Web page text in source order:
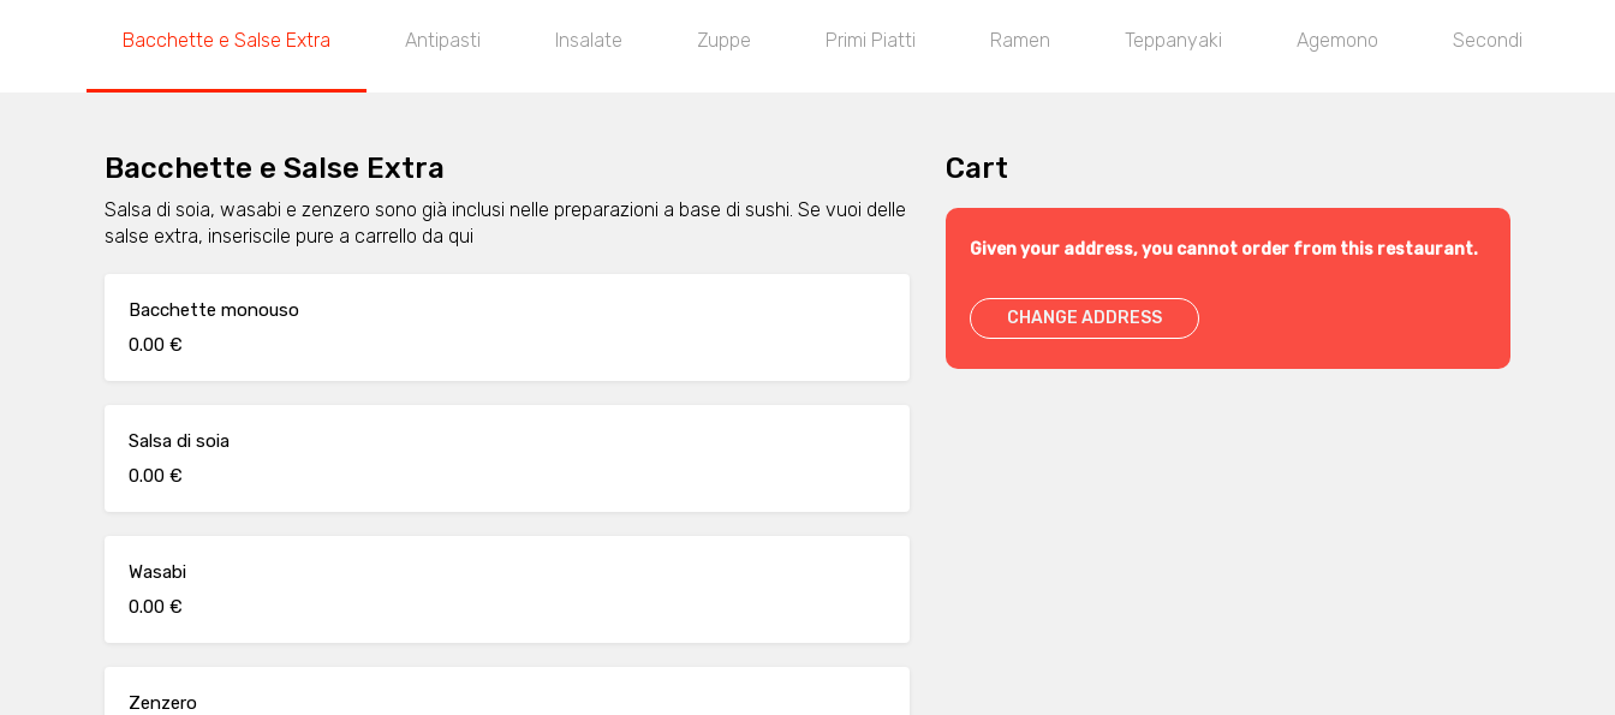
Bacchette e Salse Extra Antipasti Insalate Zuppe Primi Piatti Ramen Teppanyaki Agemono Secondi Piatti
Bacchette e Salse Extra
Salsa di soia, wasabi e zenzero sono già inclusi nelle preparazioni a base di sushi. Se vuoi delle
salse extra, inseriscile pure a carrello da qui
Bacchette monouso
0.00 €
Salsa di soia
0.00 €
Wasabi
0.00 €
Zenzero
Cart
Given your address, you cannot order from this restaurant.
CHANGE ADDRESS